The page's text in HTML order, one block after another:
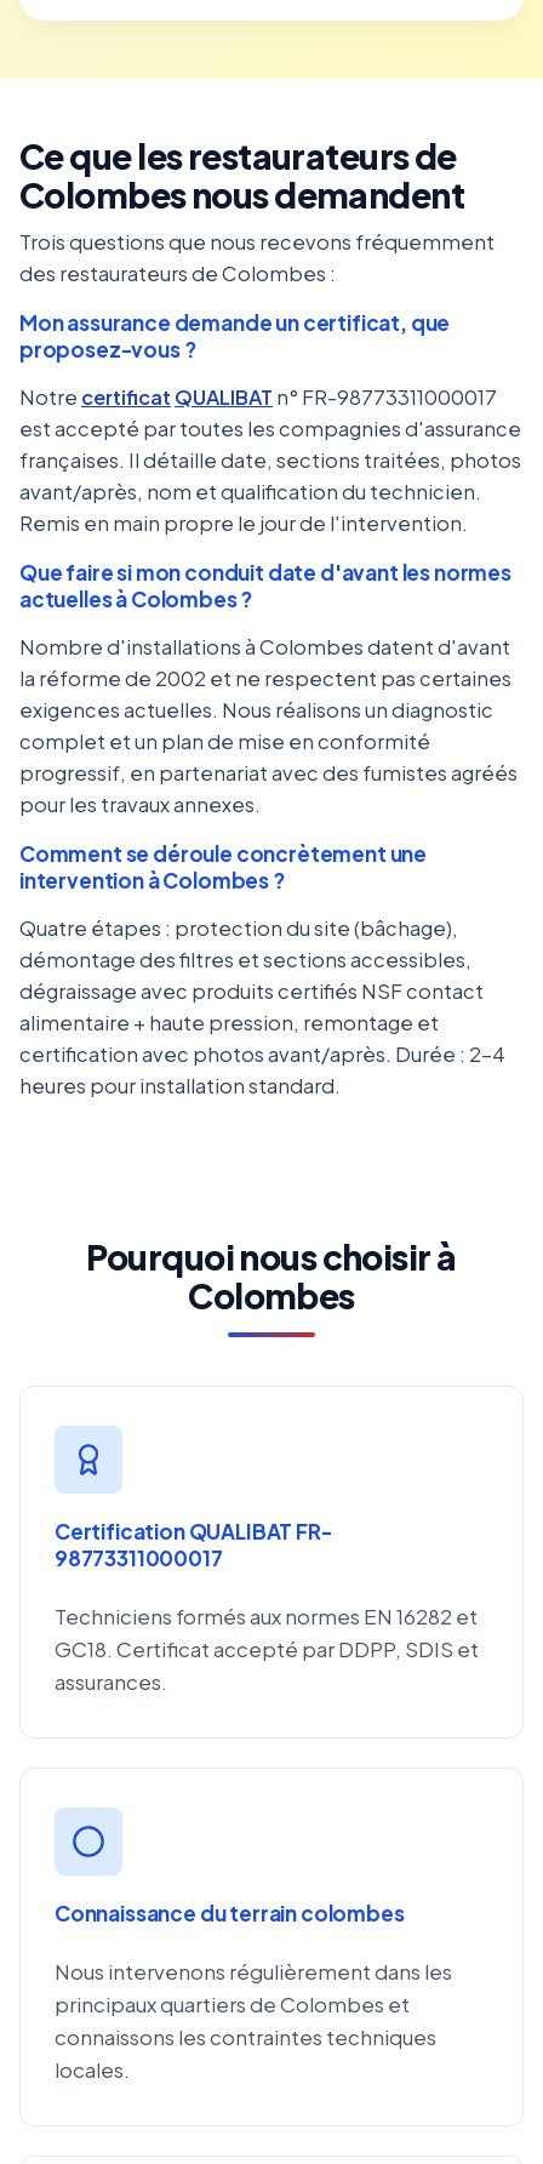
Ce que les restaurateurs de
Colombes nous demandent
Trois questions que nous recevons fréquemment
des restaurateurs de Colombes :
Mon assurance demande un certificat, que
proposez-vous ?
Notre certificat QUALIBAT n° FR-98773311000017
est accepté par toutes les compagnies d'assurance
françaises. Il détaille date, sections traitées, photos
avant/après, nom et qualification du technicien.
Remis en main propre le jour de l'intervention.
Que faire si mon conduit date d'avant les normes
actuelles à Colombes ?
Nombre d'installations à Colombes datent d'avant
la réforme de 2002 et ne respectent pas certaines
exigences actuelles. Nous réalisons un diagnostic
complet et un plan de mise en conformité
progressif, en partenariat avec des fumistes agréés
pour les travaux annexes.
Comment se déroule concrètement une
intervention à Colombes ?
Quatre étapes : protection du site (bâchage),
démontage des filtres et sections accessibles,
dégraissage avec produits certifiés NSF contact
alimentaire + haute pression, remontage et
certification avec photos avant/après. Durée : 2-4
heures pour installation standard.
Pourquoi nous choisir à
Colombes
Certification QUALIBAT FR-
98773311000017
Techniciens formés aux normes EN 16282 et
GC18. Certificat accepté par DDPP, SDIS et
assurances.
Connaissance du terrain colombes
Nous intervenons régulièrement dans les
principaux quartiers de Colombes et
connaissons les contraintes techniques
locales.